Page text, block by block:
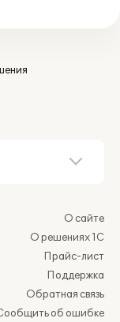
О сайте
О решениях 1С
Прайс-лист
Поддержка
Обратная связь
об ошибке